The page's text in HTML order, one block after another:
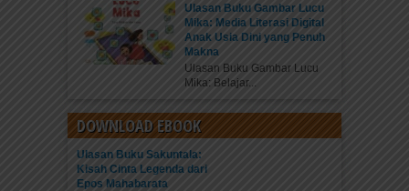
Ulasan Buku Gambar Lucu
Mika: Media Literasi Digital
Anak Usia Dini yang Penuh
Makna
Ulasan Buku Gambar Lucu
Mika: Belajar...
DOWNLOAD EBOOK
Ulasan Buku Sakuntala:
Kisah Cinta Legenda dari
Epos Mahabarata